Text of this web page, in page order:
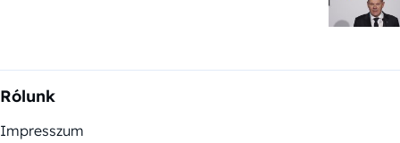
Rólunk
Impresszum